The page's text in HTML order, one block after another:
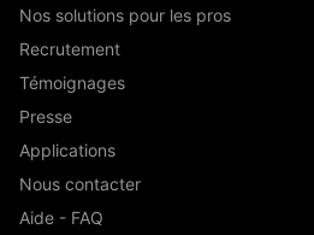
Nos solutions pour les pros
Recrutement
Témoignages
Presse
Applications
Nous contacter
Aide - FAQ